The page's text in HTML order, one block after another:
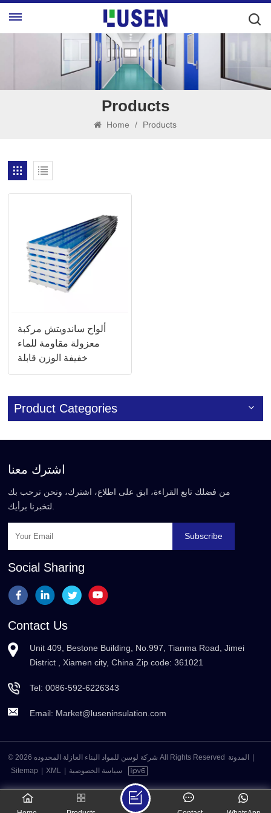
Products
Home / Products
ألواح ساندويتش مركبة
معزولة مقاومة للماء
خفيفة الوزن قابلة
للتخصيص
Product Categories
اشترك معنا
من فضلك تابع القراءة، ابق على اطلاع، اشترك، ونحن نرحب بك
لتخبرنا برأيك.
Subscribe
Social Sharing
Contact Us
Unit 409, Bestone Building, No.997, Tianma Road, Jimei
District , Xiamen city, China Zip code: 361021
Tel:0086-592-6226343
Email: Market@luseninsulation.com
© 2026 شركة لوسن للمواد البناء العازلة المحدوده All Rights Reserved المدونة
Sitemap
XML سياسة الخصوصية